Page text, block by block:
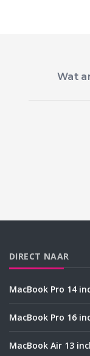
Wat
DIRECT NAAR
MacBook Pro 14
MacBook Pro 16
MacBook Air 13